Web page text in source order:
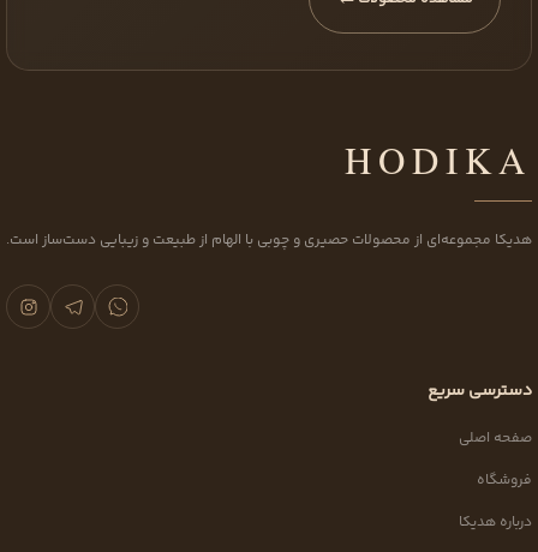
HODIKA
هدیکا مجموعه‌ای از محصولات حصیری و چوبی با الهام از طبیعت و زیبایی دست‌ساز است.
دسترسی سریع
صفحه اصلی
فروشگاه
درباره هدیکا